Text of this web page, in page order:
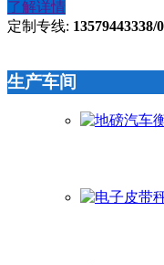
了解详情
定制专线: 13579443338/
生产车间